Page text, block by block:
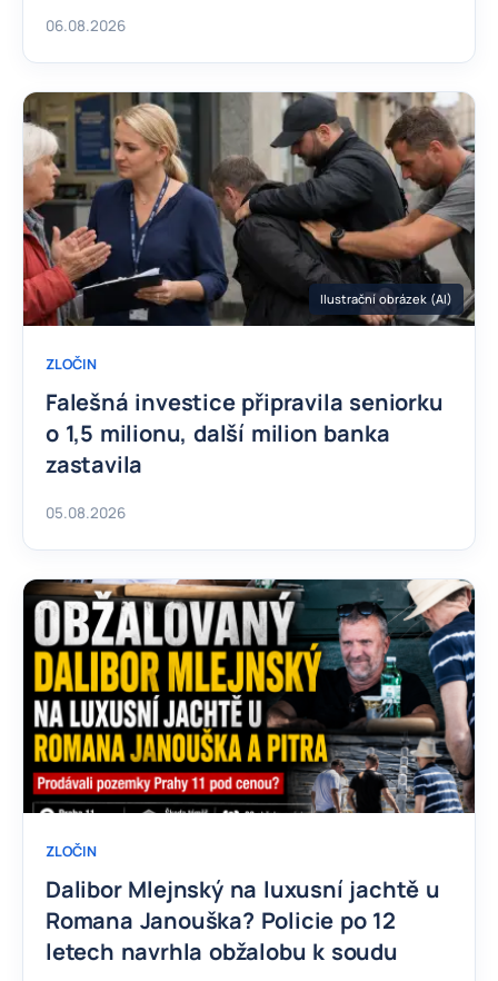
06.08.2026
Ilustrační obrázek (AI)
ZLOČIN
Falešná investice připravila seniorku
o 1,5 milionu, další milion banka
zastavila
05.08.2026
ZLOČIN
Dalibor Mlejnský na luxusní jachtě u
Romana Janouška? Policie po 12
letech navrhla obžalobu k soudu